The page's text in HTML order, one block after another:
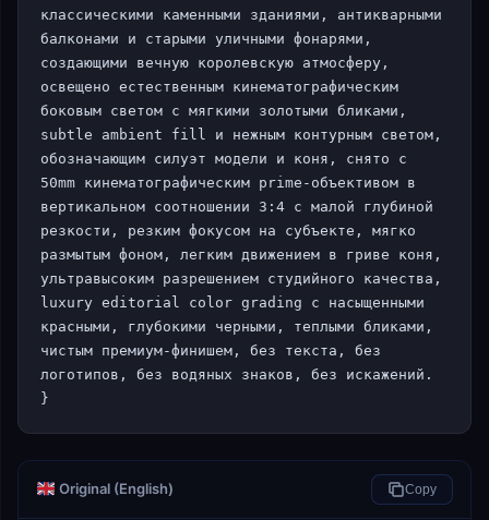
классическими каменными зданиями, антикварными
балконами и старыми уличными фонарями,
создающими вечную королевскую атмосферу,
освещено естественным кинематографическим
боковым светом с мягкими золотыми бликами,
subtle ambient fill и нежным контурным светом,
обозначающим силуэт модели и коня, снято с
50mm кинематографическим prime-объективом в
вертикальном соотношении 3:4 с малой глубиной
резкости, резким фокусом на субъекте, мягко
размытым фоном, легким движением в гриве коня,
ультравысоким разрешением студийного качества,
luxury editorial color grading с насыщенными
красными, глубокими черными, теплыми бликами,
чистым премиум-финишем, без текста, без
логотипов, без водяных знаков, без искажений.
}
Original (English) Copy